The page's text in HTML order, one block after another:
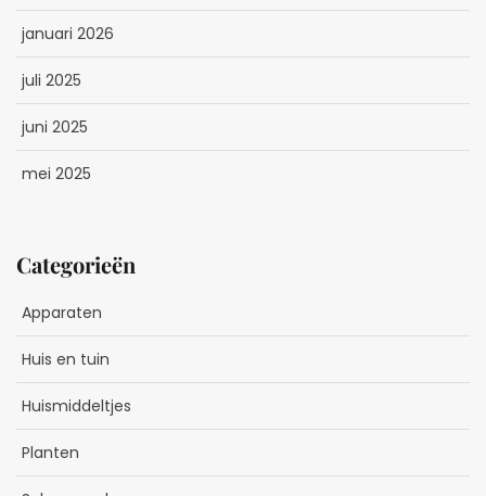
januari 2026
juli 2025
juni 2025
mei 2025
Categorieën
Apparaten
Huis en tuin
Huismiddeltjes
Planten